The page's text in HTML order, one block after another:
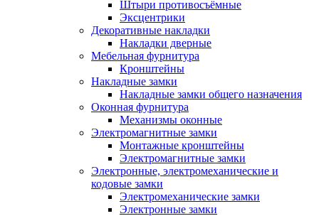
Штыри противосъёмные
Эксцентрики
Декоративные накладки
Накладки дверные
Мебельная фурнитура
Кронштейны
Накладные замки
Накладные замки общего назначения
Оконная фурнитура
Механизмы оконные
Электромагнитные замки
Монтажные кронштейны
Электромагнитные замки
Электронные, электромеханические и
кодовые замки
Электромеханические замки
Электронные замки